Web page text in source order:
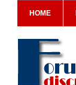
HOME